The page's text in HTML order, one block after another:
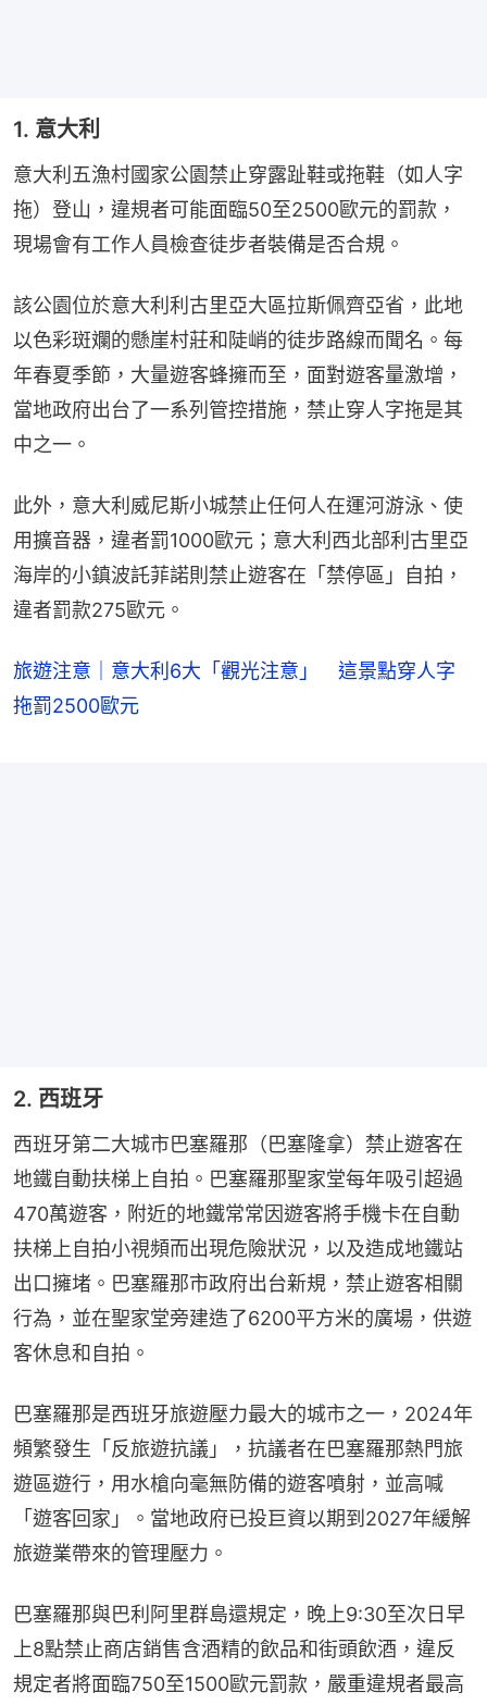
1. 意大利
意大利五漁村國家公園禁止穿露趾鞋或拖鞋（如人字
拖）登山，違規者可能面臨50至2500歐元的罰款，
現場會有工作人員檢查徒步者裝備是否合規。
該公園位於意大利利古里亞大區拉斯佩齊亞省，此地
以色彩斑斕的懸崖村莊和陡峭的徒步路線而聞名。每
年春夏季節，大量遊客蜂擁而至，面對遊客量激增，
當地政府出台了一系列管控措施，禁止穿人字拖是其
中之一。
此外，意大利威尼斯小城禁止任何人在運河游泳、使
用擴音器，違者罰1000歐元；意大利西北部利古里亞
海岸的小鎮波託菲諾則禁止遊客在「禁停區」自拍，
違者罰款275歐元。
旅遊注意｜意大利6大「觀光注意」 這景點穿人字
拖罰2500歐元
2. 西班牙
西班牙第二大城市巴塞羅那（巴塞隆拿）禁止遊客在
地鐵自動扶梯上自拍。巴塞羅那聖家堂每年吸引超過
470萬遊客，附近的地鐵常常因遊客將手機卡在自動
扶梯上自拍小視頻而出現危險狀況，以及造成地鐵站
出口擁堵。巴塞羅那市政府出台新規，禁止遊客相關
行為，並在聖家堂旁建造了6200平方米的廣場，供遊
客休息和自拍。
巴塞羅那是西班牙旅遊壓力最大的城市之一，2024年
頻繁發生「反旅遊抗議」，抗議者在巴塞羅那熱門旅
遊區遊行，用水槍向毫無防備的遊客噴射，並高喊
「遊客回家」。當地政府已投巨資以期到2027年緩解
旅遊業帶來的管理壓力。
巴塞羅那與巴利阿里群島還規定，晚上9:30至次日早
上8點禁止商店銷售含酒精的飲品和街頭飲酒，違反
規定者將面臨750至1500歐元罰款，嚴重違規者最高